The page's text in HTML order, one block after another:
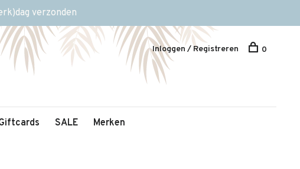
verzonden
SALE Merken
Inloggen / Registreren 0